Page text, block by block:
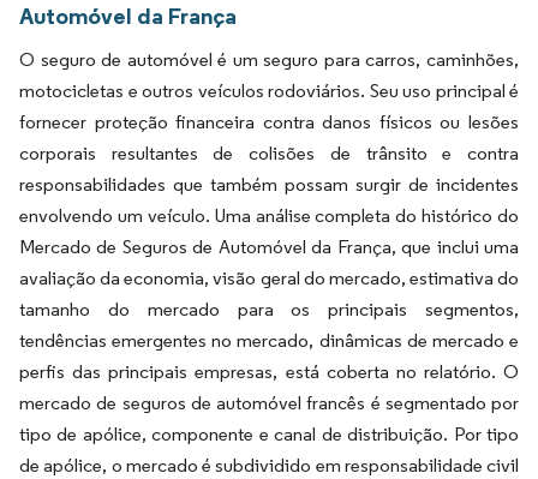
Automóvel da França
O seguro de automóvel é um seguro para carros, caminhões,
motocicletas e outros veículos rodoviários. Seu uso principal é
fornecer proteção financeira contra danos físicos ou lesões
corporais resultantes de colisões de trânsito e contra
responsabilidades que também possam surgir de incidentes
envolvendo um veículo. Uma análise completa do histórico do
Mercado de Seguros de Automóvel da França, que inclui uma
avaliação da economia, visão geral do mercado, estimativa do
tamanho do mercado para os principais segmentos,
tendências emergentes no mercado, dinâmicas de mercado e
perfis das principais empresas, está coberta no relatório. O
mercado de seguros de automóvel francês é segmentado por
tipo de apólice, componente e canal de distribuição. Por tipo
de apólice, o mercado é subdividido em responsabilidade civil